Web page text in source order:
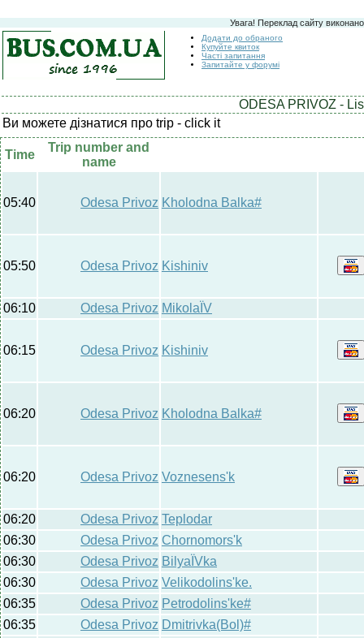
Увага! Переклад сайту
Додати до обраного
Купуйте квиток
Часті запитання
Запитайте у форумі
ODESA PRIVOZ -
Ви можете дізнатися про trip - click it
Time
Trip number and
name
05:40 Odesa Privoz Kholodna Balka#
05:50 Odesa Privoz Kishiniv
06:10 Odesa Privoz MikolaЇV
06:15 Odesa Privoz Kishiniv
06:20 Odesa Privoz Kholodna Balka#
06:20 Odesa Privoz Voznesens'k
06:20 Odesa Privoz Teplodar
06:30
Odesa Privoz Chornomors'k
06:30
Odesa Privoz BilyaЇVka
06:30
Odesa Privoz Velikodolins'ke.
06:35
Odesa Privoz Petrodolins'ke#
06:35
Odesa Privoz Dmitrivka(Bol)#